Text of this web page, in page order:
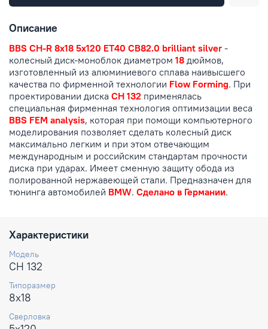
Описание
BBS CH-R 8x18 5x120 ET40 CB82.0 brilliant silver -
колесный диск-моноблок диаметром 18 дюймов,
изготовленный из алюминиевого сплава наивысшего
качества по фирменной технологии Flow Forming. При
проектировании диска CH 132 применялась
специальная фирменная технология оптимизации веса
BBS FEM analysis, которая при помощи компьютерного
моделирования позволяет сделать колесный диск
максимально легким и при этом отвечающим
международным и российским стандартам прочности
диска при ударах. Имеет сменную защиту обода из
полированной нержавеющей стали. Предназначен для
тюнинга автомобилей BMW. Сделано в Германии.
Характеристики
Модель
CH 132
Типоразмер
8x18
Сверловка